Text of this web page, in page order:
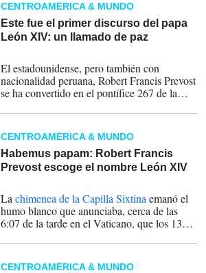
CENTROAMÉRICA & MUNDO
Este fue el primer discurso del papa
León XIV: un llamado de paz
El estadounidense, pero también con
nacionalidad peruana, Robert Francis Prevost
se ha convertido en el pontífice 267 de la
cardenales reunidos en el segundo día de
cónclave, que se han decantado por un perfil
muy cercano a su predecesor, el papa
Francisco.
CENTROAMÉRICA & MUNDO
Habemus papam: Robert Francis
Prevost escoge el nombre León XIV
Lachimenea de la Capilla Sixtina emanó el
humo blanco que anunciaba, cerca de las
6:07 de la tarde en el Vaticano, que los 133
para buscar un sucesor del papa Francisco ya
lo habían elegido.
CENTROAMÉRICA & MUNDO